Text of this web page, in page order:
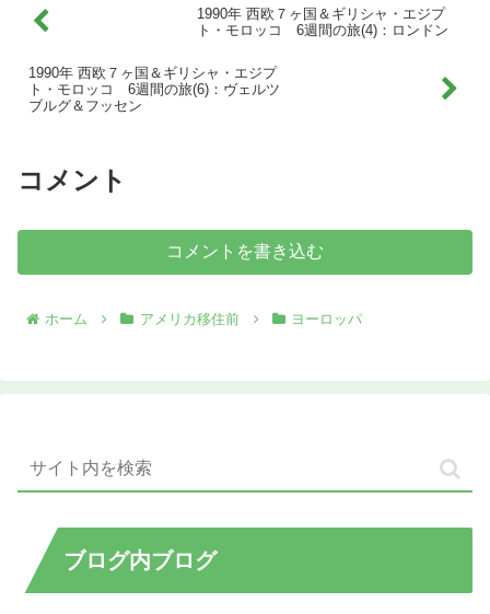
1990年 西欧７ヶ国＆ギリシャ・エジプ
ト・モロッコ 6週間の旅(4)：ロンドン
1990年 西欧７ヶ国＆ギリシャ・エジプ
ト・モロッコ 6週間の旅(6)：ヴェルツ
ブルグ＆フッセン
コメント
コメントを書き込む
ホーム アメリカ移住前 ヨーロッパ
ブログ内ブログ